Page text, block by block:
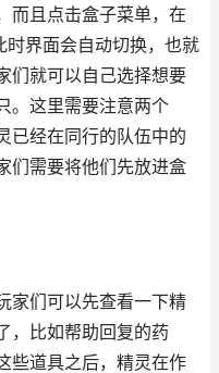
而且点击盒子菜单，在
界面会自动切换，也就
们就可以自己选择想要
。这里需要注意两个
已经在同行的队伍中的
们需要将他们先放进盒
家们可以先查看一下精
，比如帮助回复的药
些道具之后，精灵在作